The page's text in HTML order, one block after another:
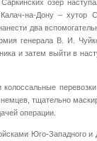
озер
на-Дону – хутор
два
генерала В. И.
и затем выйти в
колоссальные
тщательно
операции.
Юго-Западного и